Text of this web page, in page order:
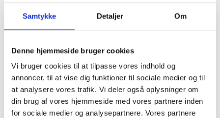
Samtykke Detaljer Om
Denne hjemmeside bruger cookies
Vi bruger cookies til at tilpasse vores indhold og
annoncer, til at vise dig funktioner til sociale medier og til
at analysere vores trafik. Vi deler også oplysninger om
din brug af vores hjemmeside med vores partnere inden
for sociale medier og analysepartnere. Vores partnere
I samarbejde med kommunen tager den almene sektor
socialt ansvar og løser en række opgaver, blandt andet
med boligsocial anvisning og aftaler om fleksibel udlejning
af de almene boliger.